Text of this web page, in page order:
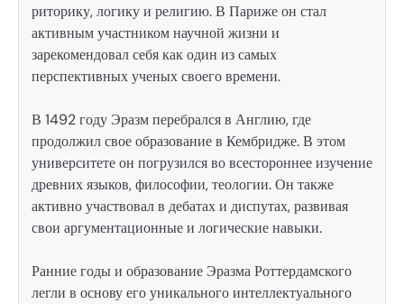
риторику, логику и религию. В Париже он стал
активным участником научной жизни и
зарекомендовал себя как один из самых
перспективных ученых своего времени.
В 1492 году Эразм перебрался в Англию, где
продолжил свое образование в Кембридже. В этом
университете он погрузился во всестороннее изучение
древних языков, философии, теологии. Он также
активно участвовал в дебатах и диспутах, развивая
свои аргументационные и логические навыки.
Ранние годы и образование Эразма Роттердамского
легли в основу его уникального интеллектуального